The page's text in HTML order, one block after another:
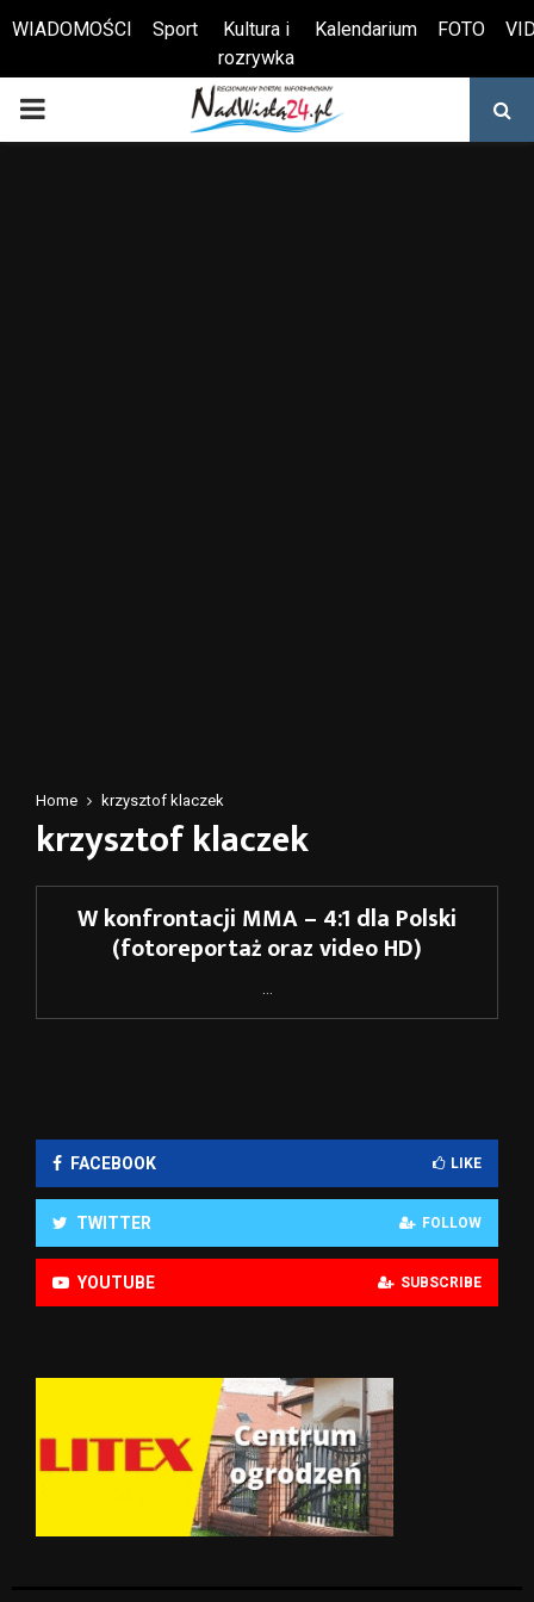
Otwórz pasek narzędzi
WIADOMOŚCI Sport
Kultura i
rozrywka
Kalendarium FOTO
PRIMARY
Home krzysztof klaczek
krzysztof klaczek
W konfrontacji MMA – 4:1 dla Polski
(fotoreportaż oraz video HD)
FACEBOOK LIKE
TWITTER FOLLOW
YOUTUBE SUBSCRIBE